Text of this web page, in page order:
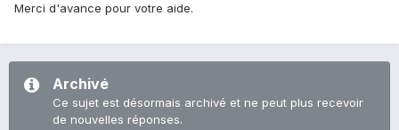
Merci d'avance pour votre aide.
Archivé
Ce sujet est désormais archivé et ne peut plus recevoir
de nouvelles réponses.